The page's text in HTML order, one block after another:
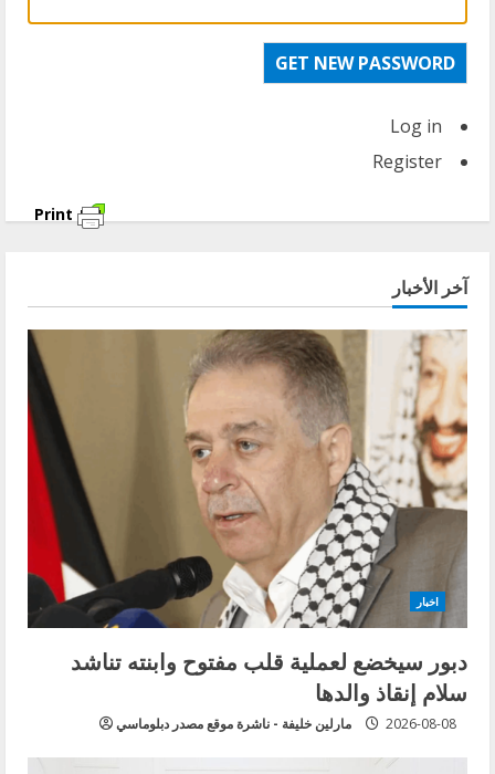
GET NEW PASSWORD
Log in
Register
Print
آخر الأخبار
اخبار
دبور سيخضع لعملية قلب مفتوح وابنته تناشد
سلام إنقاذ والدها
مارلين خليفة - ناشرة موقع مصدر دبلوماسي 2026-08-08